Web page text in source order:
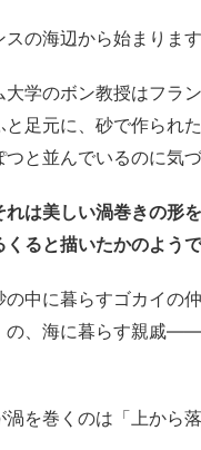
の海辺から始まります
大学のボン教授はフラ
と足元に、砂で作られ
と並んでいるのに気づ
れは美しい渦巻きの形
ると描いたかのようで
の中に暮らすゴカイ
の、海に暮らす親戚
を巻くのは「上から